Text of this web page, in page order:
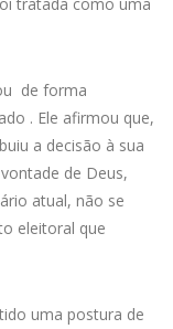
de forma
. Ele afirmou que,
a decisão à sua
de Deus,
atual, não se
eleitoral que
uma postura de